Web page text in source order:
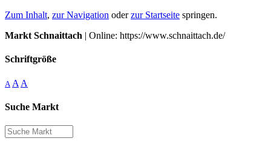
Zum Inhalt, zur Navigation oderzur Startseite springen.
Markt Schnaittach | Online: https://www.schnaittach.de/
Schriftgröße
A A A
Suche Markt